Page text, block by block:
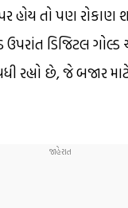
હોય તો પણ રોકાણ
ઉપરાંત ડિજિટલ
રહ્યો છે, જે બજાર